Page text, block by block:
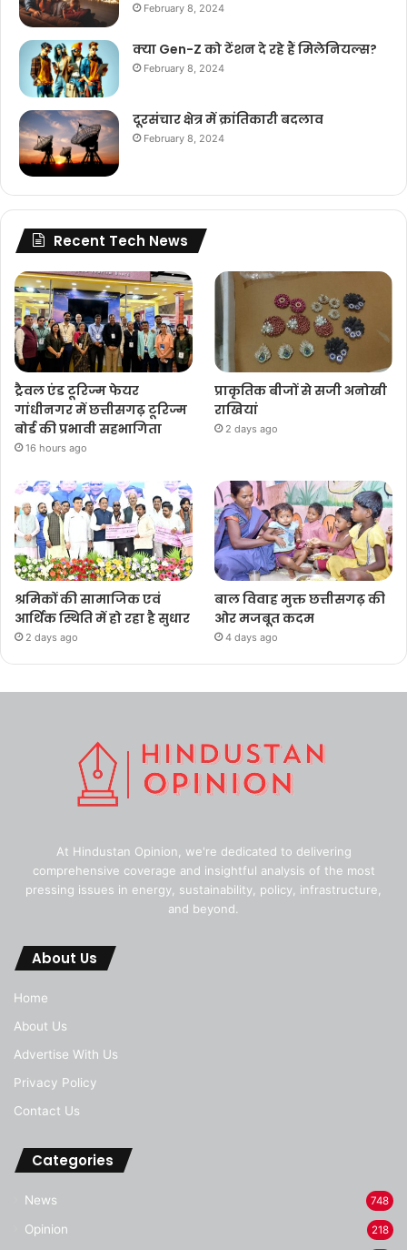
February 8, 2024
क्या Gen-Z को टेंशन दे रहे हैं मिलेनियल्स?
February 8, 2024
दूरसंचार क्षेत्र में क्रांतिकारी बदलाव
February 8, 2024
Recent Tech News
ट्रैवल एंड टूरिज्म फेयर
गांधीनगर में छत्तीसगढ़ टूरिज्म
बोर्ड की प्रभावी सहभागिता
16 hours ago
प्राकृतिक बीजों से सजी अनोखी
राखियां
2 days ago
श्रमिकों की सामाजिक एवं
आर्थिक स्थिति में हो रहा है सुधार
2 days ago
बाल विवाह मुक्त छत्तीसगढ़ की
ओर मजबूत कदम
4 days ago
At Hindustan Opinion, we're dedicated to delivering
comprehensive coverage and insightful analysis of the most
pressing issues in energy, sustainability, policy, infrastructure,
and beyond.
About Us
Home
About Us
Advertise With Us
Privacy Policy
Contact Us
Categories
News 748
Opinion 218